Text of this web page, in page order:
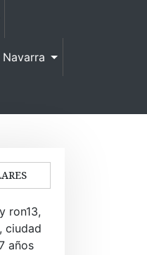
Navarra
ron13,
ciudad
años